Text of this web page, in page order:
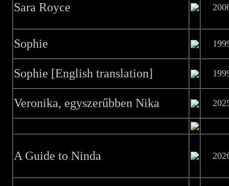
Sara Royce
Sophie
Sophie [English translation]
Veronika, egyszerűbben Nika
A Guide to Ninda